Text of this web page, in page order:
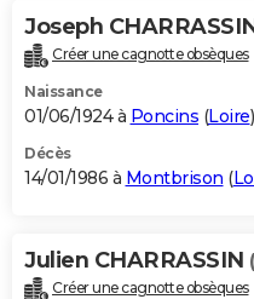
Joseph
Créer une cagnotte obsèques
Naissance
01/06/1924 à Poncins (Loire)
Décès
14/01/1986 à Montbrison (
Julien CHARRASSIN
Créer une cagnotte obsèques